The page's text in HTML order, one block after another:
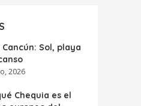
Sol, playa
2026
Chequia es el